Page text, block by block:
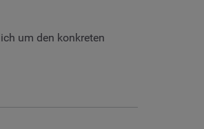
um den konkreten